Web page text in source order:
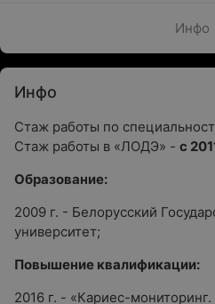
Инфо
Инфо
Стаж работы по
Стаж работы в «ЛОДЭ» - с
Образование:
2009 г. - Белорусский
университет;
Повышение квалификации:
2016 г. - «Кариес-